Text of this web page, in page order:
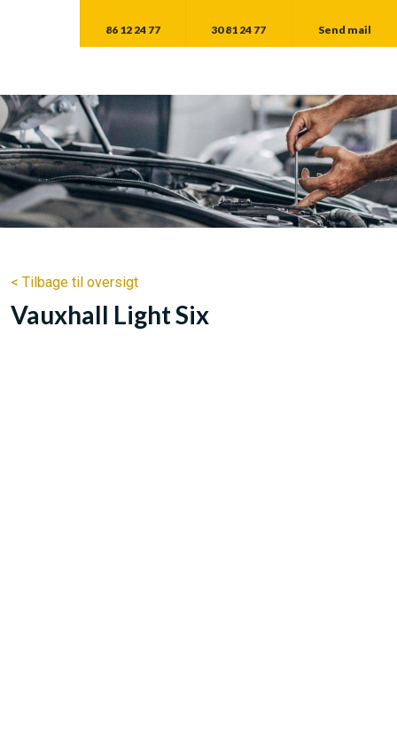
86 12 24 77​ 30 81 24 77​ Send mail​
< Tilbage til oversigt
Vauxhall​ Light Six